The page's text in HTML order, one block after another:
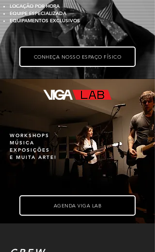
LOCAÇÃO POR HORA
EQUIPE ESPECIALIZADA
EQUIPAMENTOS EXCLUSIVOS
CONHEÇA NOSSO ESPAÇO FÍSICO
WORKSHOPS
MÚSICA
EXPOSIÇÕES
E MUITA ARTE!
AGENDA VIGA LAB